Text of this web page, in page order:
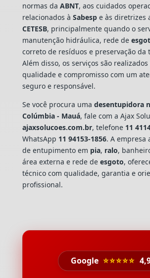
normas da ABNT, aos cuidados
relacionados à Sabespe às diretrizes
CETESB, principalmente quando o
manutenção hidráulica, rede de
correto de resíduos e preservação da
Além disso, os serviços são
qualidade e compromisso com um
seguro e responsável.
Se você procura uma desentupidora
Colúmbia - Mauá, fale com a Ajax
ajaxsolucoes.com.br, telefone 11
WhatsApp 11 94153-1856. A empresa
de entupimento em pia, ralo,
área externa e rede de esgoto,
técnico com qualidade, garantia e
profissional.
Google ⭐⭐⭐⭐⭐